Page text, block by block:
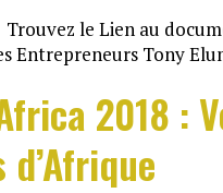
Trouvez le Lien au
Entrepreneurs Tony
2018 :